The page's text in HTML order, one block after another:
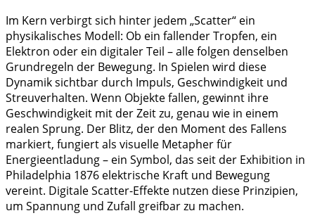
Im Kern verbirgt sich hinter jedem „Scatter“ ein
physikalisches Modell: Ob ein fallender Tropfen, ein
Elektron oder ein digitaler Teil – alle folgen denselben
Grundregeln der Bewegung. In Spielen wird diese
Dynamik sichtbar durch Impuls, Geschwindigkeit und
Streuverhalten. Wenn Objekte fallen, gewinnt ihre
Geschwindigkeit mit der Zeit zu, genau wie in einem
realen Sprung. Der Blitz, der den Moment des Fallens
markiert, fungiert als visuelle Metapher für
Energieentladung – ein Symbol, das seit der Exhibition in
Philadelphia 1876 elektrische Kraft und Bewegung
vereint. Digitale Scatter-Effekte nutzen diese Prinzipien,
um Spannung und Zufall greifbar zu machen.